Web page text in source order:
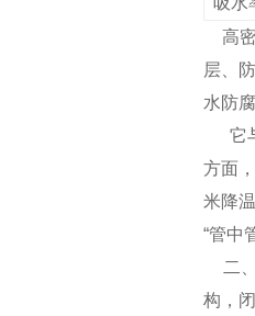
高
层、
水防
它与
方面
米降
“管中
二、
构，